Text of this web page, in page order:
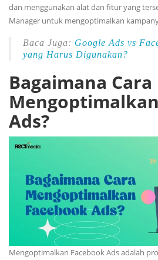
dan menggunakan alat dan fitur yang
Manager untuk mengoptimalkan
Baca Juga: Google Ads vs
yang Harus Digunakan?
Bagaimana Cara
Ads?
Mengoptimalkan Facebook Ads adalah